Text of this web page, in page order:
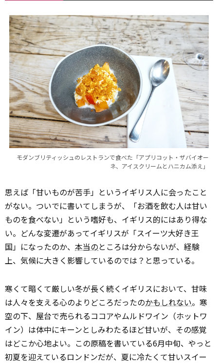
モダンブリティッシュのレストランで食べた「アプリコット・ザバイオー
ネ、アイスクリームとハニカム添え」
思えば「甘いものが苦手」というイギリス人に会ったこと
がない。ついでに書いてしまうが、「お酒を飲む人は甘い
ものを食べない」という嗜好も、イギリス的にはあり得な
い。どんな変遷があってイギリスが「スイーツ大好き王
国」になったのか、 本当のところは分からないが、経験
上、気候に大きく影響しているのでは？と思っている。
寒くて暗くて厳しい冬が長く続くイギリスにおいて、甘味
は人々を支える心のよりどころだったのかもしれない。寒
空の下、屋台で売られるココアやムルドワイン（ホットワ
イン）は体中にキーンとしみわたるほど甘いが、その感覚
はどこか心地よい。この原稿を書いている6月中旬、やっと
初夏を迎えているロンドンだが、夏に冷たくて甘いスイー